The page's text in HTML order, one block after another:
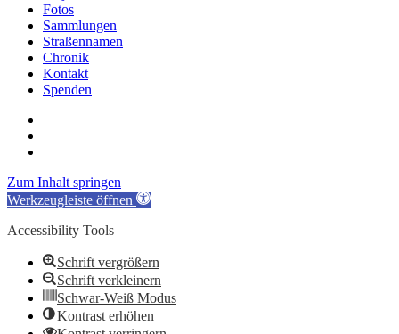
Fotos
Sammlungen
Straßennamen
Chronik
Kontakt
Spenden
Zum Inhalt springen
Werkzeugleiste öffnen
Accessibility Tools
Schrift vergrößern
Schrift verkleinern
Schwar-Weiß Modus
Kontrast erhöhen